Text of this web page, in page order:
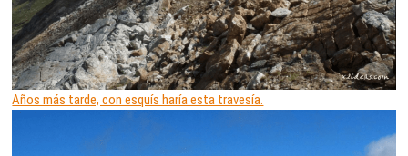
Años más tarde, con esquís haría esta travesía.